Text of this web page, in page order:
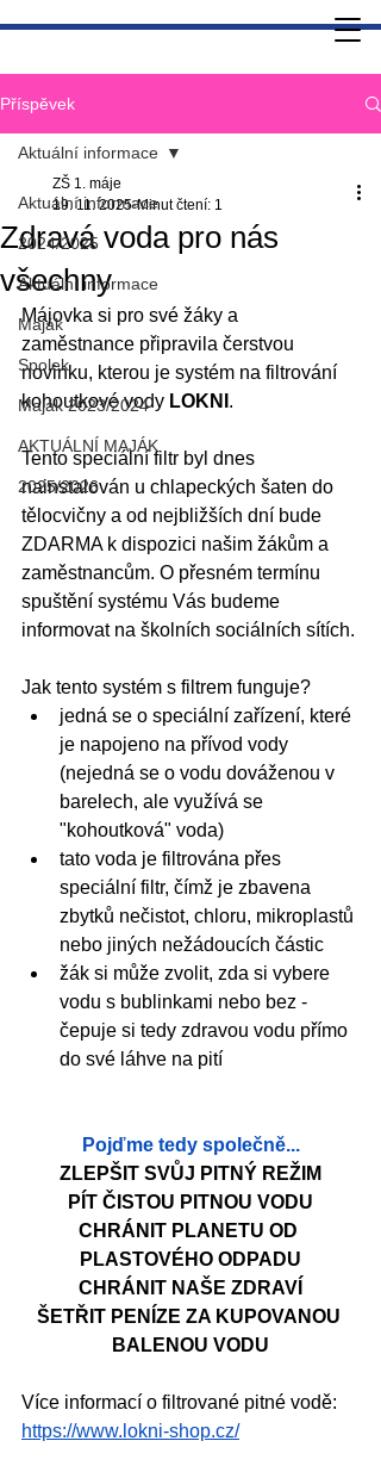
Příspěvek
Aktuální informace
2024/2025
Aktuální informace
Maják
Spolek
Maják 2023/2024
AKTUÁLNÍ MAJÁK
2025/2026
Aktuální informace
Zdravá voda pro nás
všechny
ZŠ 1. máje
19. 11. 2025 Minut čtení: 1
Májovka si pro své žáky a
zaměstnance připravila čerstvou
novinku, kterou je systém na filtrování
kohoutkové vody LOKNI .
Tento speciální filtr byl dnes
nainstalován u chlapeckých šaten do
tělocvičny a od nejbližších dní bude
ZDARMA k dispozici našim žákům a
zaměstnancům. O přesném termínu
spuštění systému Vás budeme
informovat na školních sociálních sítích.
Jak tento systém s filtrem funguje?
jedná se o speciální zařízení, které
je napojeno na přívod vody
(nejedná se o vodu dováženou v
barelech, ale využívá se
"kohoutková" voda)
tato voda je filtrována přes
speciální filtr, čímž je zbavena
zbytků nečistot, chloru, mikroplastů
nebo jiných nežádoucích částic
žák si může zvolit, zda si vybere
vodu s bublinkami nebo bez -
čepuje si tedy zdravou vodu přímo
do své láhve na pití
Pojďme tedy společně...
ZLEPŠIT SVŮJ PITNÝ REŽIM
PÍT ČISTOU PITNOU VODU
CHRÁNIT PLANETU OD
PLASTOVÉHO ODPADU
CHRÁNIT NAŠE ZDRAVÍ
ŠETŘIT PENÍZE ZA KUPOVANOU
BALENOU VODU
Více informací o filtrované pitné vodě:
https://www.lokni-shop.cz/